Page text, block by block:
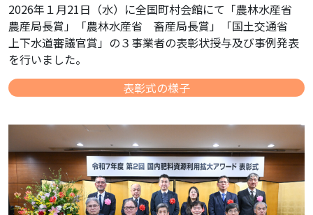
2026年１月21日（水）に全国町村会館にて「農林水産省
農産局長賞」「農林水産省 畜産局長賞」「国土交通省
上下水道審議官賞」の３事業者の表彰状授与及び事例発表
を行いました。
表彰式の様子